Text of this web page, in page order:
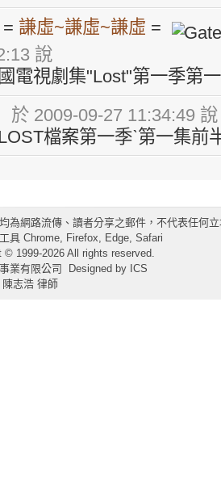
= 謙虛~謙虛~謙虛 =
說
電視劇集"Lost"第一季第
於 2009-09-27 11:34:49 說
檔案第一季ˋ第一集前
為網路流傳、讀者分享之郵件，不代表任何
具 Chrome, Firefox, Edge, Safari
© 1999-2026 All rights reserved.
業有限公司
Designed by ICS
志浩 律師